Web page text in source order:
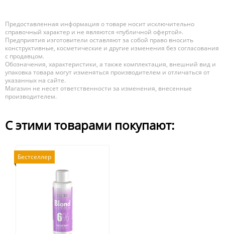
Предоставленная информация о товаре носит исключительно
справочный характер и не являются «публичной офертой».
Предприятия изготовители оставляют за собой право вносить
конструктивные, косметические и другие изменения без согласования
с продавцом.
Обозначения, характеристики, а также комплектация, внешний вид и
упаковка товара могут изменяться производителем и отличаться от
указанных на сайте.
Магазин не несет ответственности за изменения, внесенные
производителем.
С этими товарами покупают:
Бестселлер